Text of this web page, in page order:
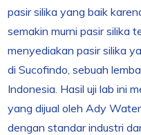
pasir silika yang baik
semakin murni pasir silika
menyediakan pasir silika
di Sucofindo, sebuah
Indonesia. Hasil uji lab ini
yang dijual oleh Ady
dengan standar industri